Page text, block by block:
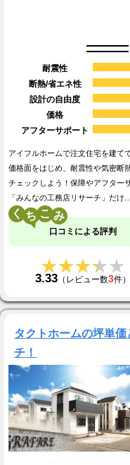
耐震性
断熱/省エネ性
設計の自由度
価格
アフターサポート
アイフルホームで注文住宅を建て
価格面をはじめ、耐震性や気密断
チェックしよう！保障やアフター
「みんなの工務店リサーチ」だけ…
く こ
口コミによる評判
★★★★★
★★★★★
3.33 （レビュー数3件）
タクトホームの坪単
チ！